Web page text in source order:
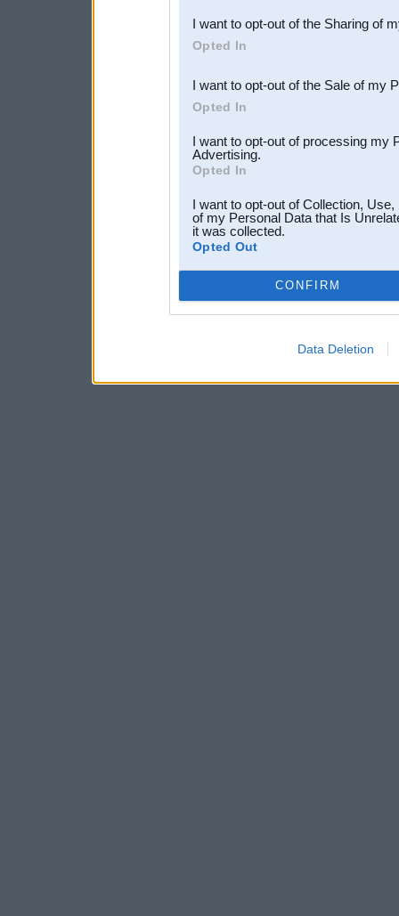
Downstream Participants
third parties.
I want to opt-out of the Sharing of
Opted In
I want to opt-out of the Sale of my
Opted In
I want to opt-out of processing my
Advertising.
Opted In
I want to opt-out of Collection,
of my Personal Data that Is
it was collected.
Opted Out
CONFIRM
Data Deletion